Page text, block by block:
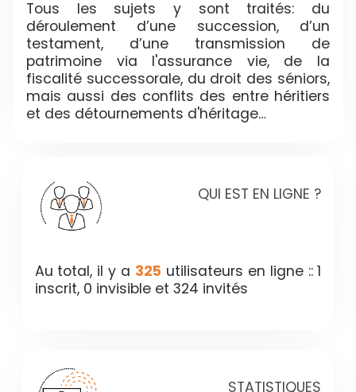
Tous les sujets y sont traités: du
déroulement d’une succession, d’un
testament, d’une transmission de
patrimoine via l'assurance vie, de la
fiscalité successorale, du droit des séniors,
mais aussi des conflits des entre héritiers
et des détournements d'héritage…
QUI EST EN LIGNE ?
Au total, il y a 325 utilisateurs en ligne :: 1
inscrit, 0 invisible et 324 invités
STATISTIQUES